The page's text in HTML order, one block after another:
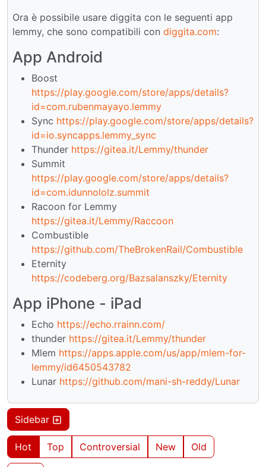
Ora è possibile usare diggita con le seguenti app
lemmy, che sono compatibili con diggita.com:
App Android
Boost
https://play.google.com/store/apps/details?
id=com.rubenmayayo.lemmy
Sync https://play.google.com/store/apps/details?
id=io.syncapps.lemmy_sync
Thunder https://gitea.it/Lemmy/thunder
Summit
https://play.google.com/store/apps/details?
id=com.idunnololz.summit
Racoon for Lemmy
https://gitea.it/Lemmy/Raccoon
Combustible
https://github.com/TheBrokenRail/Combustible
Eternity
https://codeberg.org/Bazsalanszky/Eternity
App iPhone - iPad
Echo https://echo.rrainn.com/
thunder https://gitea.it/Lemmy/thunder
Mlem https://apps.apple.com/us/app/mlem-for-
lemmy/id6450543782
Lunar https://github.com/mani-sh-reddy/Lunar
Sidebar
Hot Top Controversial New Old